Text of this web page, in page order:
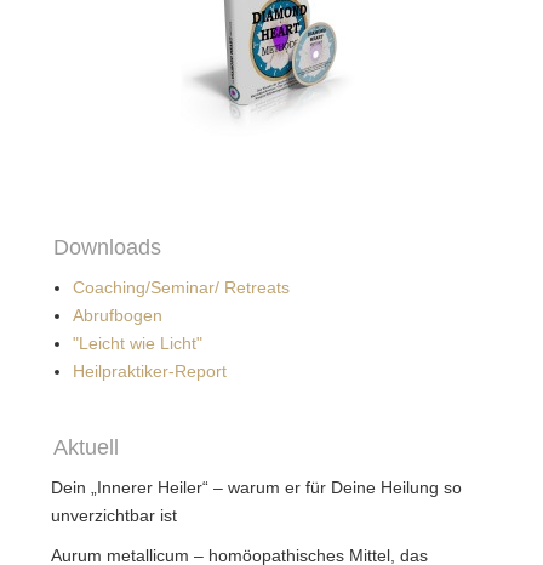
Downloads
Coaching/Seminar/ Retreats
Abrufbogen
"Leicht wie Licht"
Heilpraktiker-Report
Aktuell
Dein „Innerer Heiler“ – warum er für Deine Heilung so
unverzichtbar ist
Aurum metallicum – homöopathisches Mittel, das